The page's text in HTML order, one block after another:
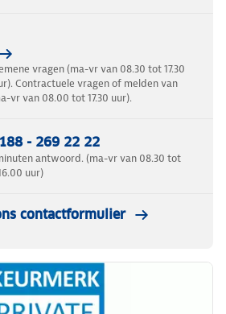
vragen (ma-vr van 08.30 tot 17.30
Contractuele vragen of melden van
vr van 08.00 tot 17.30 uur).
- 269 22 22
antwoord. (ma-vr van 08.30 tot
uur)
contactformulier